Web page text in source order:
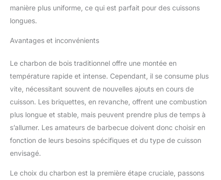
manière plus uniforme, ce qui est parfait pour des cuissons
longues.
Avantages et inconvénients
Le charbon de bois traditionnel offre une montée en
température rapide et intense. Cependant, il se consume plus
vite, nécessitant souvent de nouvelles ajouts en cours de
cuisson. Les briquettes, en revanche, offrent une combustion
plus longue et stable, mais peuvent prendre plus de temps à
s’allumer. Les amateurs de barbecue doivent donc choisir en
fonction de leurs besoins spécifiques et du type de cuisson
envisagé.
Le choix du charbon est la première étape cruciale, passons